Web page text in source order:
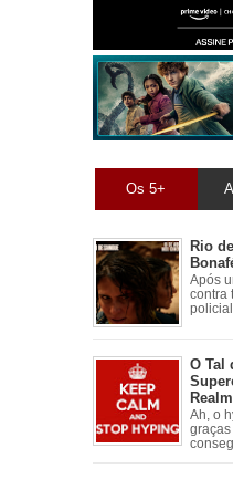
Os 5+
Rio
Após
contra
policial
O Tal
Ah, o
graças